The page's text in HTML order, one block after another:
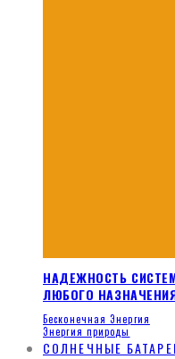
НАДЕЖНОСТЬ
ЛЮБОГО
Бесконечная Энергия
Энергия природы
СОЛНЕЧНЫЕ